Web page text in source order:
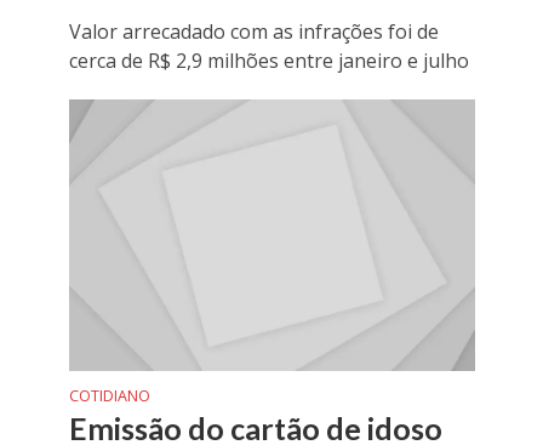
Valor arrecadado com as infrações foi de
cerca de R$ 2,9 milhões entre janeiro e julho
COTIDIANO
Emissão do cartão de idoso